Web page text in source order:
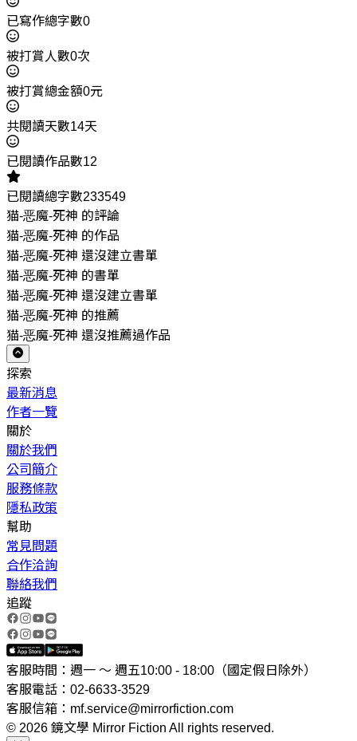
已寫作總字數0
被打賞人數0次
被打賞總金額0元
共閱讀天數14天
已閱讀作品數12
已閱讀總字數233549
猫-恶魔-死神 的評論
猫-恶魔-死神 的作品
猫-恶魔-死神 還沒建立書單
猫-恶魔-死神 的書單
猫-恶魔-死神 還沒建立書單
猫-恶魔-死神 的推薦
猫-恶魔-死神 還沒推薦過作品
探索
最新消息
作者一覽
關於
關於我們
公司簡介
服務條款
隱私政策
幫助
常見問題
合作洽詢
聯絡我們
追蹤
客服時間：週一 ～ 週五10:00 - 18:00（國定假日除外）
客服電話：02-6633-3529
客服信箱：mf.service@mirrorfiction.com
© 2026 鏡文學 Mirror Fiction All rights reserved.